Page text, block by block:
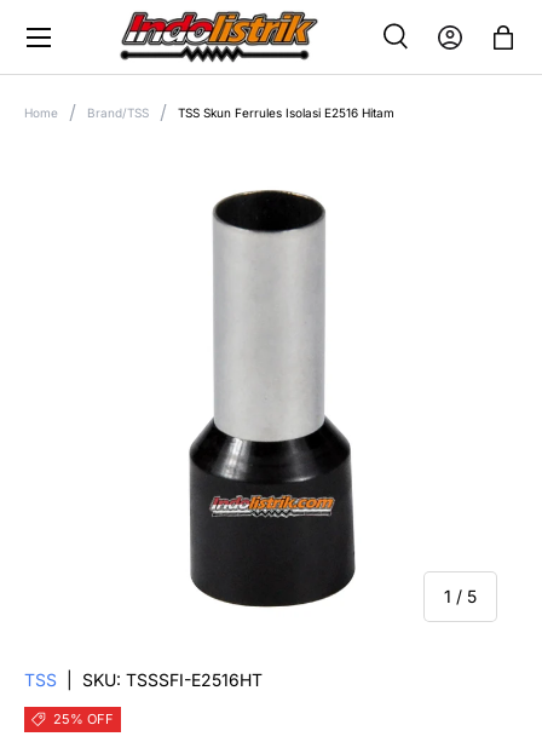
SKIP TO CONTENT
SEARCH
SearchLog in Bag
Home Brand/TSS TSS Skun Ferrules Isolasi E2516 Hitam
1 / of
5
TSS SKU: TSSSFI-E2516HT
25% OFF